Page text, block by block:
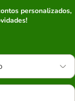
personalizados,